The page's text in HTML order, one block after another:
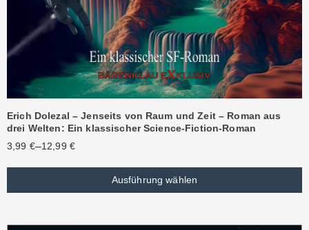
Erich Dolezal – Jenseits von Raum und Zeit – Roman aus
drei Welten: Ein klassischer Science-Fiction-Roman
3,99 €–12,99 €
Ausführung wählen